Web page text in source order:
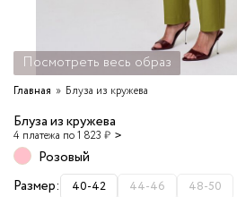
Посмотреть весь образ
Главная Блуза из кружева
Блуза из кружева
4 платежа по 1 823 ₽
Розовый
Размер:
40-42 44-46 48-50